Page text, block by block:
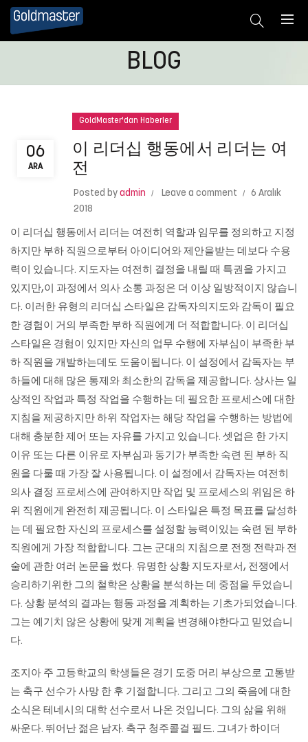
BLOG
06
ARA
GoldMaster'dan Haberler
이 리더십 행동에서 리더는 여
전
Posted by admin Leave a comment
6 Aralık
2018
이 리더십 행동에서 리더는 여전히 역할과 임무를 정의하고 지정
하지만 부하 직원으로부터 아이디어와 제안을받는 데보다 수용
력이 있습니다. 지도자는 여전히 결정을 내릴 때 특권을 가지고
있지만,이 과정에서 의사 소통 과정은 더 이상 일방적이지 않습니
다. 이러한 유형의 리더십 스타일은 감독자의지도와 감독이 필요
한 경험이 거의 부족한 부하 직원에게 더 적합합니다. 이 리더십
스타일은 경험이 있지만 자신의 업무 수행에 자부심이 부족한 부
하 직원을 개발하는데도 도움이됩니다. 이 설정에서 감독자는 부
하들에 대해 많은 통제와 최소한의 감독을 제공합니다. 상사는 일
상적인 작업과 특정 작업을 수행하는 데 필요한 프로세스에 대한
지침을 제공하지만 하위 작업자는 해당 작업을 수행하는 방법에
대해 충분한 제어 또는 자유를 가지고 있습니다. 셋업은 한 가지
이유 또는 다른 이유로 자부심과 동기가 부족한 숙련 된 부하 직
원을 다룰 때 가장 잘 사용됩니다. 이 설정에서 감독자는 여전히
의사 결정 프로세스에 관여하지만 작업 및 프로세스의 위임은 하
위 직원에게 완전히 제공됩니다. 이 스타일은 특정 목표를 달성하
는 데 필요한 자신의 프로세스를 설정할 능력이있는 숙련 된 부하
직원에게 가장 적합합니다. 그는 군대의 지침으로 전쟁 전략과 전
술에 관한 여러 논문을 썼다. 유명한 상황 지도자로서, 전쟁에서
승리하기위한 그의 철학은 상황을 분석하는 데 중점을 두었습니
다. 상황 분석의 결과는 행동 과정을 계획하는 기초가되었습니다.
그는 예기치 않은 상황에 맞게 계획을 변경해야한다고 믿었습니
다.
조지아 주 고등학교의 학생들은 경기 도중 머리 부상으로 고통받
는 축구 선수가 사망 한 후 기절합니다. 그리고 그의 죽음에 대한
소식은 테네시의 대학 선수로서 나온 것입니다. 그의 삶을 위해
싸운다. 뛰어난 젊은 남자. 축구 청주콜걸 필드. 그녀가 하이더